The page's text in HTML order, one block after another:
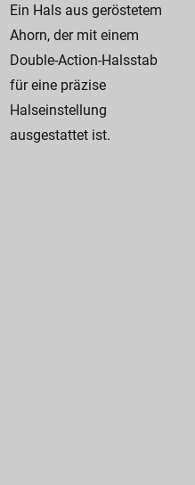
Ein Hals aus geröstetem
Ahorn, der mit einem
Double-Action-Halsstab
für eine präzise
Halseinstellung
ausgestattet ist.